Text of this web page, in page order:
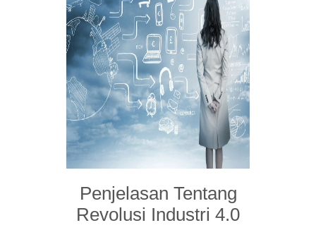
Penjelasan Tentang
Revolusi Industri 4.0